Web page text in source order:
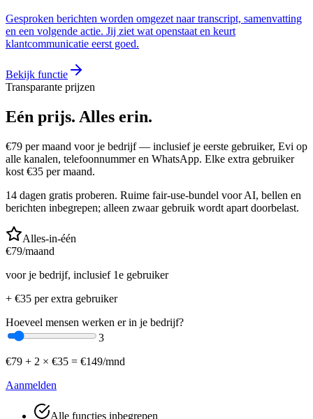
Gesproken berichten worden omgezet naar transcript, samenvatting
en een volgende actie. Jij ziet wat openstaat en keurt
klantcommunicatie eerst goed.
Bekijk functie
Transparante prijzen
Eén prijs. Alles erin.
€79 per maand voor je bedrijf — inclusief je eerste gebruiker, Evi op
alle kanalen, telefoonnummer en WhatsApp. Elke extra gebruiker
kost €35 per maand.
14 dagen gratis proberen. Ruime fair-use-bundel voor AI, bellen en
berichten inbegrepen; alleen zwaar gebruik wordt apart doorbelast.
Alles-in-één
€79/maand
voor je bedrijf, inclusief 1e gebruiker
+ €35 per extra gebruiker
Hoeveel mensen werken er in je bedrijf?
3
€79 + 2 × €35 = €149/mnd
Aanmelden
Alle functies inbegrepen